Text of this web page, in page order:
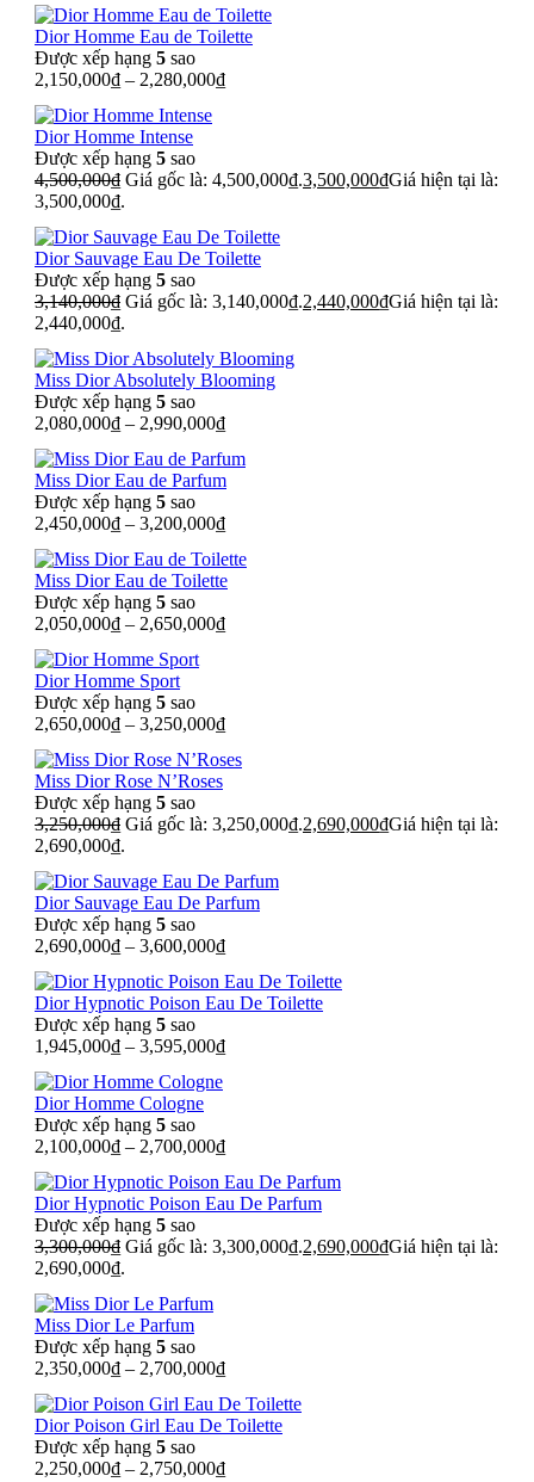
Dior Homme Eau de Toilette
Được xếp hạng 5 sao
2,150,000₫ – 2,280,000₫
Dior Homme Intense
Được xếp hạng 5 sao
4,500,000₫ Giá gốc là: 4,500,000₫.3,500,000₫Giá hiện tại là:
3,500,000₫.
Dior Sauvage Eau De Toilette
Được xếp hạng 5 sao
3,140,000₫ Giá gốc là: 3,140,000₫.2,440,000₫Giá hiện tại là:
2,440,000₫.
Miss Dior Absolutely Blooming
Được xếp hạng 5 sao
2,080,000₫ – 2,990,000₫
Miss Dior Eau de Parfum
Được xếp hạng 5 sao
2,450,000₫ – 3,200,000₫
Miss Dior Eau de Toilette
Được xếp hạng 5 sao
2,050,000₫ – 2,650,000₫
Dior Homme Sport
Được xếp hạng 5 sao
2,650,000₫ – 3,250,000₫
Miss Dior Rose N’Roses
Được xếp hạng 5 sao
3,250,000₫ Giá gốc là: 3,250,000₫.2,690,000₫Giá hiện tại là:
2,690,000₫.
Dior Sauvage Eau De Parfum
Được xếp hạng 5 sao
2,690,000₫ – 3,600,000₫
Dior Hypnotic Poison Eau De Toilette
Được xếp hạng 5 sao
1,945,000₫ – 3,595,000₫
Dior Homme Cologne
Được xếp hạng 5 sao
2,100,000₫ – 2,700,000₫
Dior Hypnotic Poison Eau De Parfum
Được xếp hạng 5 sao
3,300,000₫ Giá gốc là: 3,300,000₫.2,690,000₫Giá hiện tại là:
2,690,000₫.
Miss Dior Le Parfum
Được xếp hạng 5 sao
2,350,000₫ – 2,700,000₫
Dior Poison Girl Eau De Toilette
Được xếp hạng 5 sao
2,250,000₫ – 2,750,000₫